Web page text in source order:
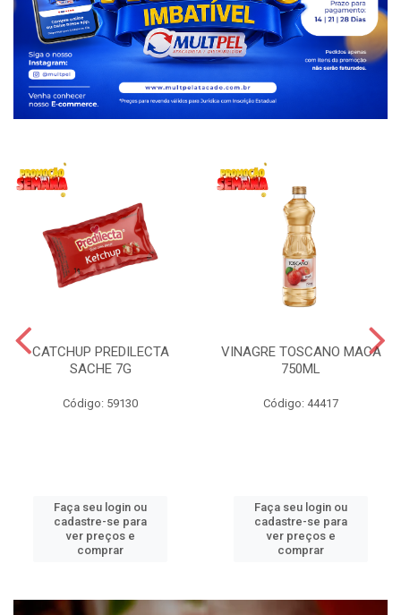
CATCHUP PREDILECTA
SACHE 7G
Código: 59130
Faça seu login ou
cadastre-se para
ver preços e
comprar
VINAGRE TOSCANO MACA
750ML
Código: 44417
Faça seu login ou
cadastre-se para
ver preços e
comprar